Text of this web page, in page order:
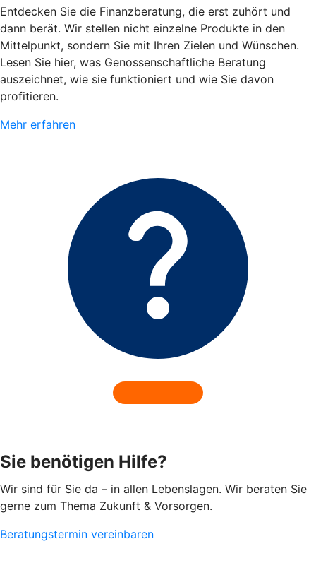
Entdecken Sie die Finanzberatung, die erst zuhört und
dann berät. Wir stellen nicht einzelne Produkte in den
Mittelpunkt, sondern Sie mit Ihren Zielen und Wünschen.
Lesen Sie hier, was Genossenschaftliche Beratung
auszeichnet, wie sie funktioniert und wie Sie davon
profitieren.
Mehr erfahren
Sie benötigen Hilfe?
Wir sind für Sie da – in allen Lebenslagen. Wir beraten Sie
gerne zum Thema Zukunft & Vorsorgen.
Beratungstermin vereinbaren